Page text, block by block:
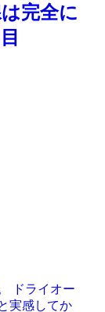
完全に
ドライオー
実感してか